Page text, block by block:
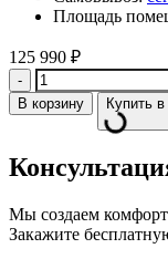
Площадь
125 990 ₽
Количество
В корзину Купить
Мы создаем
Закажите